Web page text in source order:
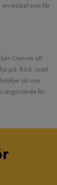
möbel som får
Genom att
på. Röd, svart
så som
avgörande för